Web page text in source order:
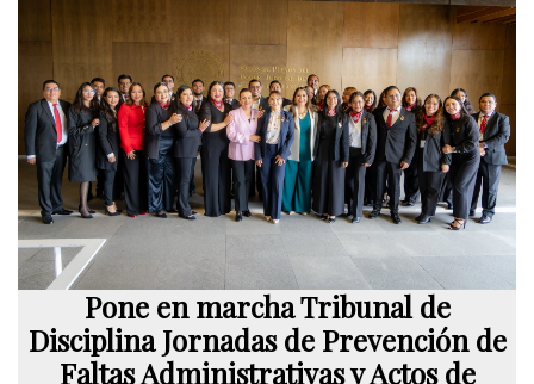
Pone en marcha Tribunal de
Disciplina Jornadas de Prevención de
Faltas Administrativas y Actos de